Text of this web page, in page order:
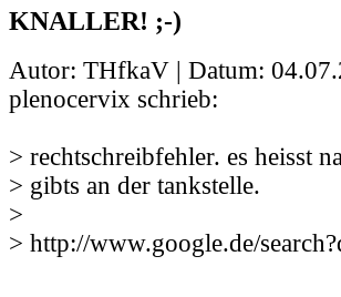
KNALLER! ;-)
Autor: THfkaV | Datum:
plenocervix schrieb:
> rechtschreibfehler. es heisst
> gibts an der tankstelle.
>
> http://www.google.de/